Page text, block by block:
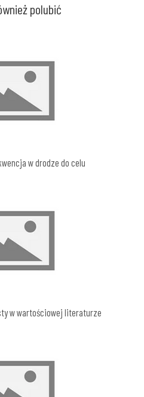
polubić
w drodze do celu
w wartościowej literaturze